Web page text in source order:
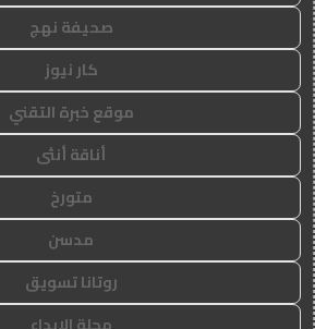
صحيفة نهج
كار نيوز
موقع خبرة التقني
أناقة أنثى
متورخ
مدسن
روتانا تسويق